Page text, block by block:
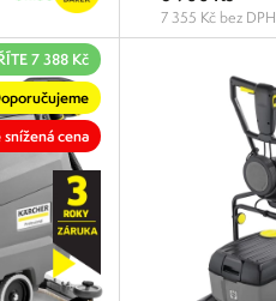
POROVNAT
7 355 Kč bez DPH
7 388 Kč
cena